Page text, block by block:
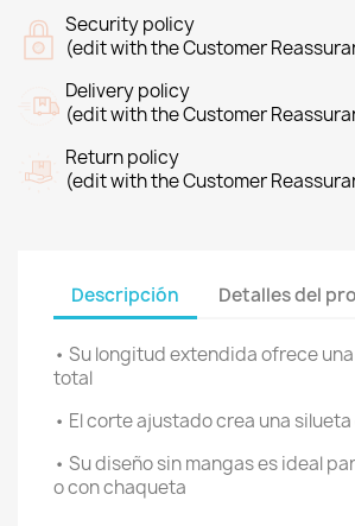
Security policy
(edit with the Customer
Delivery policy
(edit with the Customer
Return policy
(edit with the Customer
Descripción Detalles del
• Su longitud extendida ofrece
total
• El corte ajustado crea una
• Su diseño sin mangas es ideal
o con chaqueta